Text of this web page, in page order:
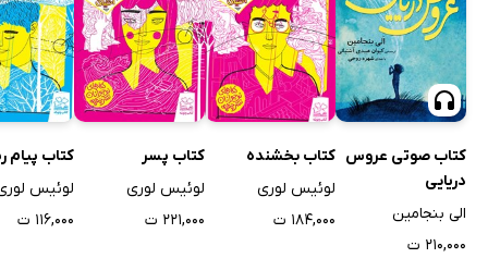
کتاب صوتی عروس
دریایی
الی بنجامین
۲۱۰,۰۰۰ ت
کتاب بخشنده
لوئیس لوری
۱۸۴,۰۰۰ ت
کتاب پسر
لوئیس لوری
۲۲۱,۰۰۰ ت
کتاب پیام
لوئیس
۱۱۶,۰۰۰ ت